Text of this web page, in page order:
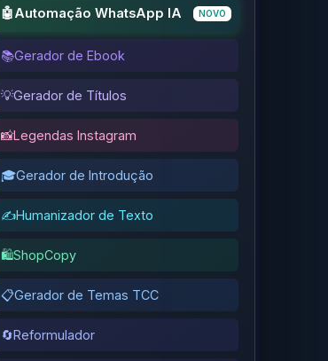
🤖Automação WhatsApp IA NOVO
📚Gerador de Ebook
💡Gerador de Títulos
📸Legendas Instagram
🎓Gerador de Introdução
✍️Humanizador de Texto
🛍️ShopCopy
📋Gerador de Temas TCC
🔄Reformulador